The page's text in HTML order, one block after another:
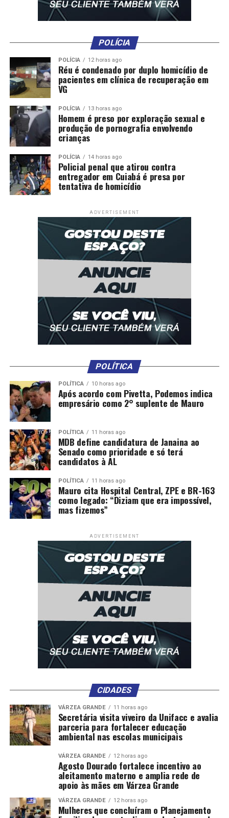
POLÍCIA
POLÍCIA 12 horas ago
Réu é condenado por duplo homicídio de
pacientes em clínica de recuperação em
VG
POLÍCIA 13 horas ago
Homem é preso por exploração sexual e
produção de pornografia envolvendo
crianças
POLÍCIA 14 horas ago
Policial penal que atirou contra
entregador em Cuiabá é presa por
tentativa de homicídio
ADVERTISEMENT
POLÍTICA
POLÍTICA 10 horas ago
Após acordo com Pivetta, Podemos indica
empresário como 2° suplente de Mauro
POLÍTICA 11 horas ago
MDB define candidatura de Janaina ao
Senado como prioridade e só terá
candidatos à AL
POLÍTICA 11 horas ago
Mauro cita Hospital Central, ZPE e BR-163
como legado: “Diziam que era impossível,
mas fizemos”
ADVERTISEMENT
CIDADES
VÁRZEA GRANDE 11 horas ago
Secretária visita viveiro da Unifacc e avalia
parceria para fortalecer educação
ambiental nas escolas municipais
VÁRZEA GRANDE 12 horas ago
Agosto Dourado fortalece incentivo ao
aleitamento materno e amplia rede de
apoio às mães em Várzea Grande
VÁRZEA GRANDE 12 horas ago
Mulheres que concluíram o Planejamento